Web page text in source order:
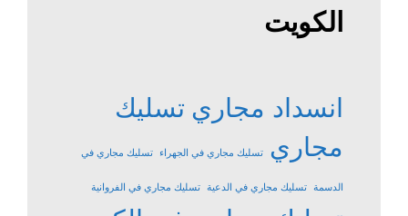
الكويت
انسداد مجاري تسليك
مجاري
تسليك مجاري في الجهراء تسليك مجاري في
الدسمة تسليك مجاري في الدعية تسليك مجاري في الفروانية